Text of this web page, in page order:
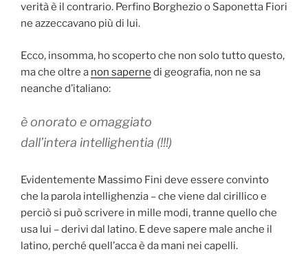
verità è il contrario. Perfino Borghezio o Saponetta Fiori
ne azzeccavano più di lui.
Ecco, insomma, ho scoperto che non solo tutto questo,
ma che oltre a non saperne di geografia, non ne sa
neanche d’italiano:
è onorato e omaggiato
dall’intera intellighentia (!!!)
Evidentemente Massimo Fini deve essere convinto
che la parola intellighenzia – che viene dal cirillico e
perciò si può scrivere in mille modi, tranne quello che
usa lui – derivi dal latino. E deve sapere male anche il
latino, perché quell’acca è da mani nei capelli.